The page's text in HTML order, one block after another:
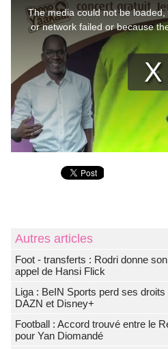
Autres articles
Foot - transferts : Rodri donne
appel de Hansi Flick
Liga : BeIN Sports perd ses
DAZN et Disney+
Football : Accord trouvé entre le
pour Yan Diomandé